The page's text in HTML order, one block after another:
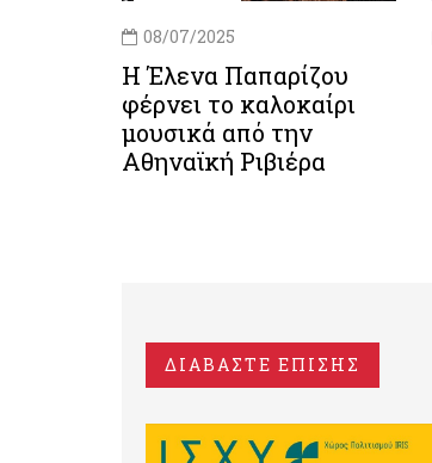
08/07/2025
Η Έλενα Παπαρίζου
φέρνει το καλοκαίρι
μουσικά από την
Αθηναϊκή Ριβιέρα
ΔΙΑΒΑΣΤΕ ΕΠΙΣΗΣ